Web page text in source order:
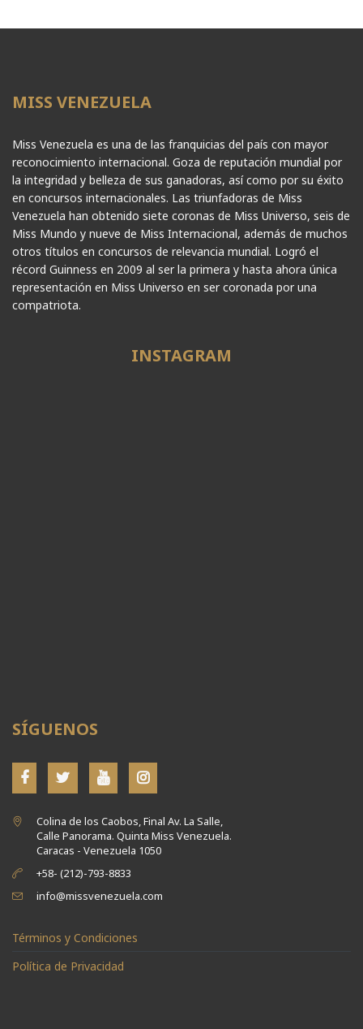
MISS VENEZUELA
Miss Venezuela es una de las franquicias del país con mayor
reconocimiento internacional. Goza de reputación mundial por
la integridad y belleza de sus ganadoras, así como por su éxito
en concursos internacionales. Las triunfadoras de Miss
Venezuela han obtenido siete coronas de Miss Universo, seis de
Miss Mundo y nueve de Miss Internacional, además de muchos
otros títulos en concursos de relevancia mundial. Logró el
récord Guinness en 2009 al ser la primera y hasta ahora única
representación en Miss Universo en ser coronada por una
compatriota.
INSTAGRAM
SÍGUENOS
Colina de los Caobos, Final Av. La Salle,
Calle Panorama. Quinta Miss Venezuela.
Caracas - Venezuela 1050
+58- (212)-793-8833
info@missvenezuela.com
Términos y Condiciones
Política de Privacidad